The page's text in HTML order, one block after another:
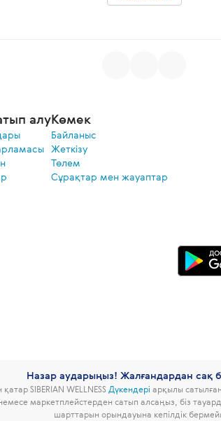
алуКөмек
Байланыс
Жеткізу
Төлем
Сұрақтар мен жауаптар
Назар аударыңыз! Жалғандардан сақ
SIBERIAN WELLNESS Дүкендері арқылы
маркетплейстерден сатып алсаңыз, біз
шарттарын орындауына кепілдік